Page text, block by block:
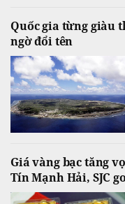
Quốc gia từng giàu
ngờ đổi tên
Giá vàng bạc tăng
Tín Mạnh Hải, SJC